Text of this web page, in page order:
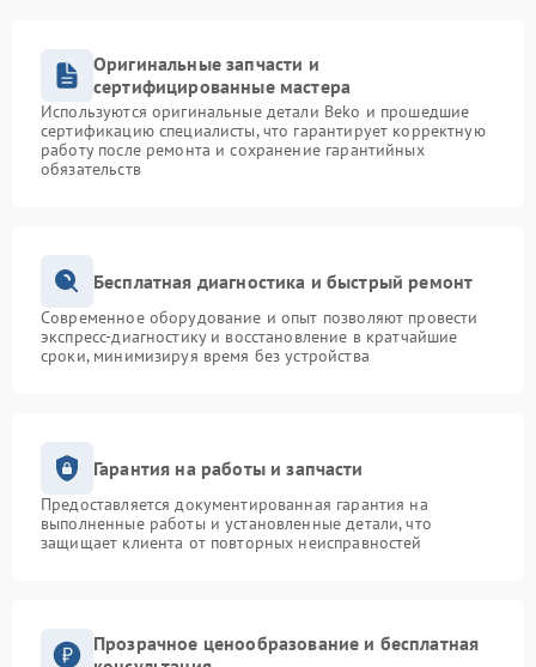
Оригинальные запчасти и
сертифицированные мастера
Используются оригинальные детали Beko и прошедшие
сертификацию специалисты, что гарантирует корректную
работу после ремонта и сохранение гарантийных
обязательств
Бесплатная диагностика и быстрый ремонт
Современное оборудование и опыт позволяют провести
экспресс-диагностику и восстановление в кратчайшие
сроки, минимизируя время без устройства
Гарантия на работы и запчасти
Предоставляется документированная гарантия на
выполненные работы и установленные детали, что
защищает клиента от повторных неисправностей
Прозрачное ценообразование и бесплатная